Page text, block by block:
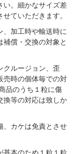
い。細かなサイズ差
ていただきます。
、加工時や輸送時に
償・交換の対象と
クルージョン、歪
売時の個体毎での対
品のうち１粒に傷
換等の対応は致しか
、カケは免責とさせ
基本のため１粒１粒